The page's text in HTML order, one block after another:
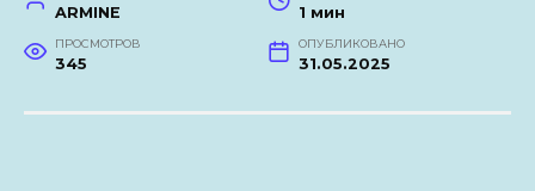
ARMINE 1 мин
ПРОСМОТРОВ
345
ОПУБЛИКОВАНО
31.05.2025